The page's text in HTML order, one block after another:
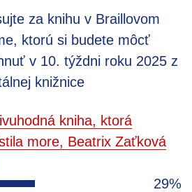
za knihu v Braillovom
ktorú si budete môcť
v 10. týždni roku 2025 z
knižnice
kniha, ktorá
more, Beatrix Zaťková
29%